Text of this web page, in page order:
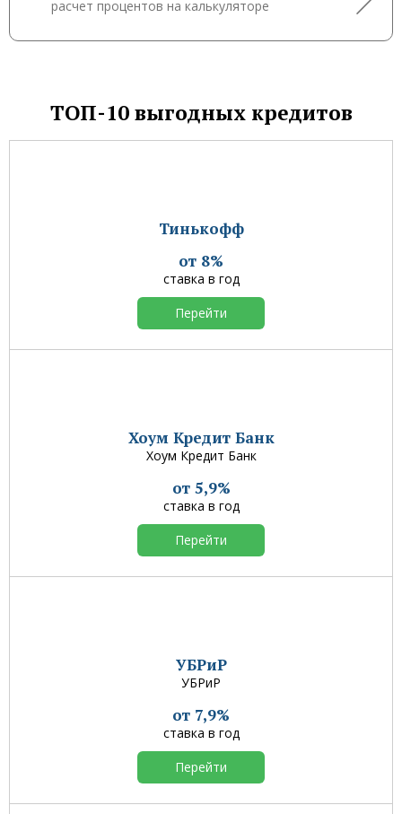
расчет процентов на калькуляторе
ТОП-10 выгодных кредитов
Тинькофф
от 8%
ставка в год
Перейти
Хоум Кредит Банк
Хоум Кредит Банк
от 5,9%
ставка в год
Перейти
УБРиР
УБРиР
от 7,9%
ставка в год
Перейти